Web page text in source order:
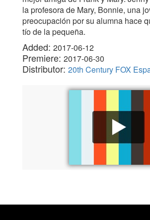
la profesora de Mary, Bonnie, una
preocupación por su alumna hace
tío de la pequeña.
Added: 2017-06-12
Premiere: 2017-06-30
Distributor: 20th Century FOX